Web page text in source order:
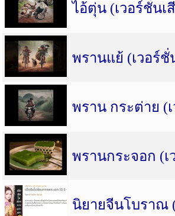
ไอ้ตุ่น (เวอร์ชั่นเ
พรานแย้ (เวอร์ชั่
พราน กระต่าย (
พรานกระจอก (
นิยายจีนโบราณ